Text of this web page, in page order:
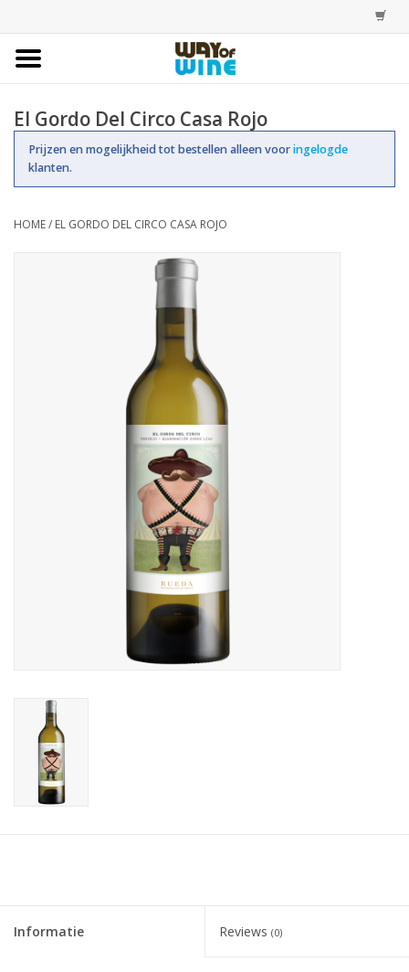
Bestellingen
Assortiment
El Gordo Del Circo Casa Rojo
Prijzen en mogelijkheid tot bestellen alleen vooringelogde
klanten.
HOME/ EL GORDO DEL CIRCO CASA ROJO
Informatie Reviews (0)